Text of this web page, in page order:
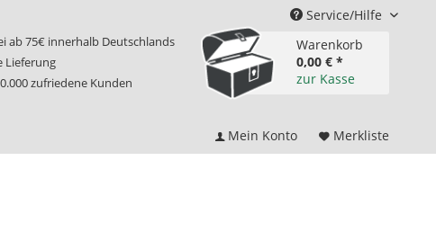
Service/Hilfe
ab 75€ innerhalb Deutschlands
Lieferung
zufriedene Kunden
Warenkorb
0,00 € *
zur Kasse
Mein Konto Merkliste